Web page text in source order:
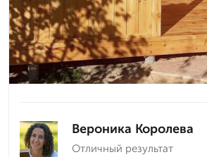
Вероника Королева
Отличный результат